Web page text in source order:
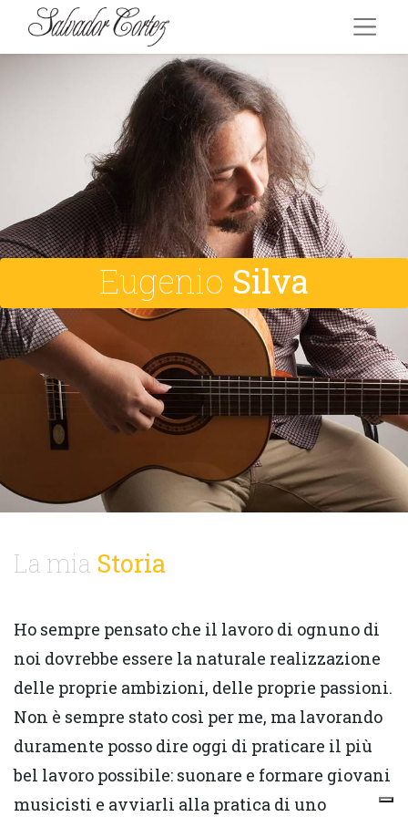
Eugenio Silva
La mia Storia
Ho sempre pensato che il lavoro di ognuno di
noi dovrebbe essere la naturale realizzazione
delle proprie ambizioni, delle proprie passioni.
Non è sempre stato così per me, ma lavorando
duramente posso dire oggi di praticare il più
bel lavoro possibile: suonare e formare giovani
musicisti e avviarli alla pratica di uno